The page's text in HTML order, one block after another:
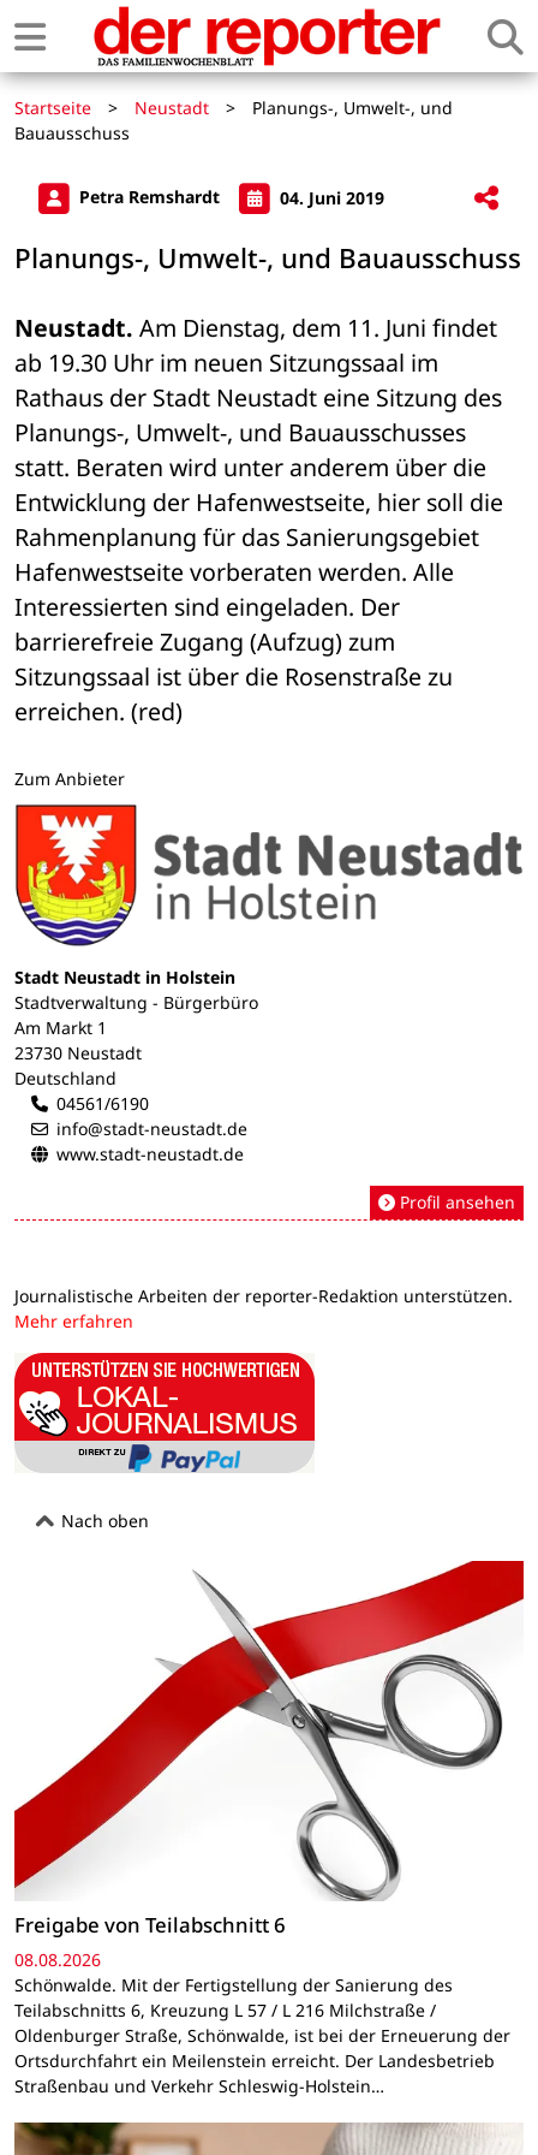
Startseite > Neustadt >
Planungs-, Umwelt-, und
Bauausschuss
Petra Remshardt 04. Juni 2019
Planungs-, Umwelt-, und Bauausschuss
Neustadt. Am Dienstag, dem 11. Juni findet
ab 19.30 Uhr im neuen Sitzungssaal im
Rathaus der Stadt Neustadt eine Sitzung des
Planungs-, Umwelt-, und Bauausschusses
statt. Beraten wird unter anderem über die
Entwicklung der Hafenwestseite, hier soll die
Rahmenplanung für das Sanierungsgebiet
Hafenwestseite vorberaten werden. Alle
Interessierten sind eingeladen. Der
barrierefreie Zugang (Aufzug) zum
Sitzungssaal ist über die Rosenstraße zu
erreichen. (red)
Zum Anbieter
Stadt Neustadt in Holstein
Stadtverwaltung - Bürgerbüro
Am Markt 1
23730 Neustadt
Deutschland
04561/6190
info@stadt-neustadt.de
www.stadt-neustadt.de
Profil ansehen
Journalistische Arbeiten der reporter-Redaktion unterstützen.
Mehr erfahren
Nach oben
Freigabe von Teilabschnitt 6
08.08.2026
Schönwalde. Mit der Fertigstellung der Sanierung des
Teilabschnitts 6, Kreuzung L 57 / L 216 Milchstraße /
Oldenburger Straße, Schönwalde, ist bei der Erneuerung der
Ortsdurchfahrt ein Meilenstein erreicht. Der Landesbetrieb
Straßenbau und Verkehr Schleswig-Holstein…